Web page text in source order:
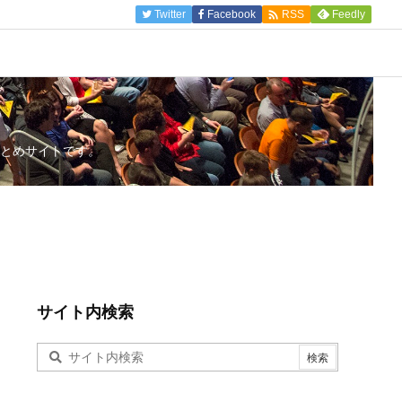
Twitter Facebook  RSS Feedly
めサイトです。
サイト内検索